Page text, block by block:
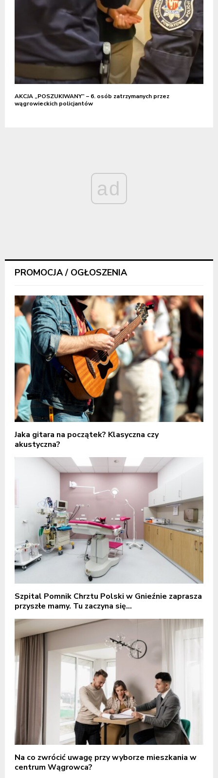
AKCJA „POSZUKIWANY” – 6. osób zatrzymanych przez
wągrowieckich policjantów
ad
PROMOCJA / OGŁOSZENIA
Jaka gitara na początek? Klasyczna czy
akustyczna?
Szpital Pomnik Chrztu Polski w Gnieźnie zaprasza
przyszłe mamy. Tu zaczyna się...
Na co zwrócić uwagę przy wyborze mieszkania w
centrum Wągrowca?